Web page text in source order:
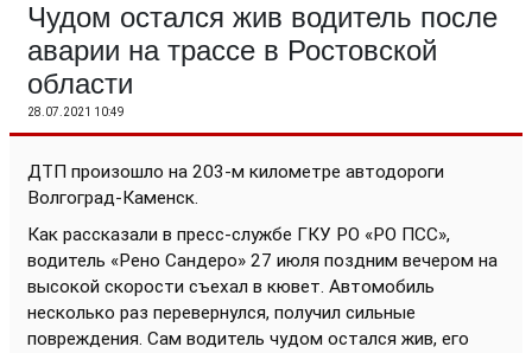
Чудом остался жив водитель после
аварии на трассе в Ростовской
области
28.07.2021 10:49
ДТП произошло на 203-м километре автодороги
Волгоград-Каменск.
Как рассказали в пресс-службе ГКУ РО «РО ПСС»,
водитель «Рено Сандеро» 27 июля поздним вечером на
высокой скорости съехал в кювет. Автомобиль
несколько раз перевернулся, получил сильные
повреждения. Сам водитель чудом остался жив, его